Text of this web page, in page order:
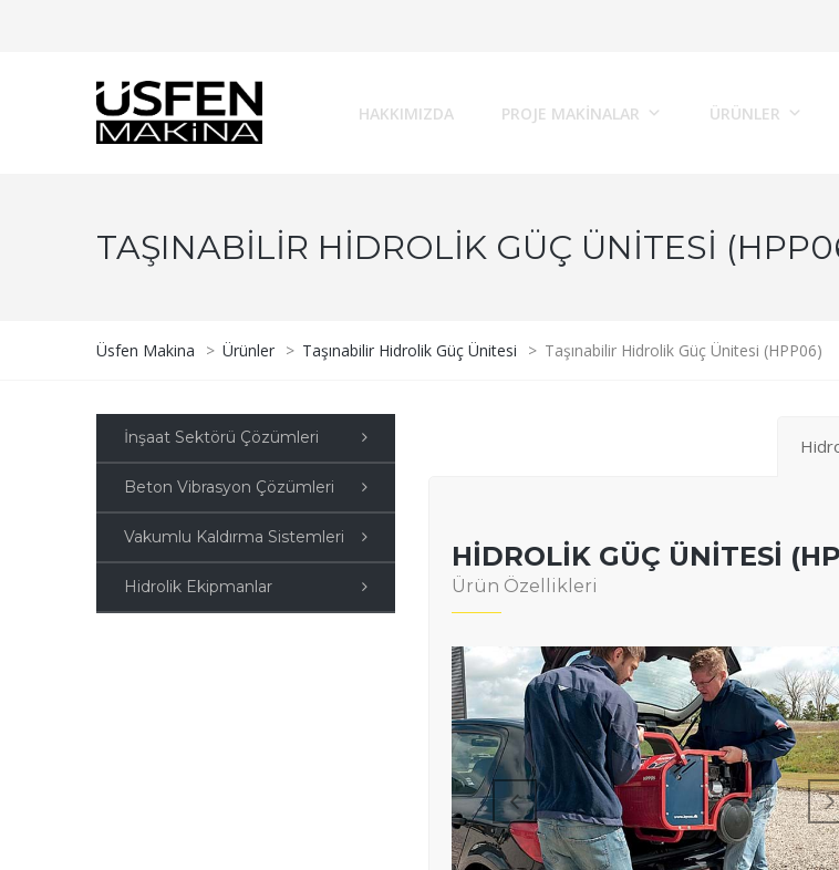
HAKKIMIZDA PROJE MAKINALAR ÜRÜNLER
TAŞINABILIR HIDROLIK GÜÇ ÜNITESI
Üsfen Makina > Ürünler > Taşınabilir Hidrolik Güç Ünitesi > Taşınabilir Hidrolik Güç Ünitesi (HPP06)
İnşaat Sektörü Çözümleri
Beton Vibrasyon Çözümleri
Vakumlu Kaldırma Sistemleri
Hidrolik Ekipmanlar
HIDROLIK GÜÇ ÜNITESI
Ürün Özellikleri